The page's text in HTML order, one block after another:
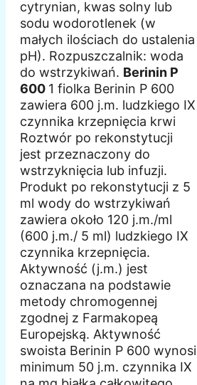
cytrynian, kwas solny lub
sodu wodorotlenek (w
małych ilościach do ustalenia
pH). Rozpuszczalnik: woda
do wstrzykiwań. Berinin P
600 1 fiolka Berinin P 600
zawiera 600 j.m. ludzkiego IX
czynnika krzepnięcia krwi
Roztwór po rekonstytucji
jest przeznaczony do
wstrzyknięcia lub infuzji.
Produkt po rekonstytucji z 5
ml wody do wstrzykiwań
zawiera około 120 j.m./ml
(600 j.m./ 5 ml) ludzkiego IX
czynnika krzepnięcia.
Aktywność (j.m.) jest
oznaczana na podstawie
metody chromogennej
zgodnej z Farmakopeą
Europejską. Aktywność
swoista Berinin P 600 wynosi
minimum 50 j.m. czynnika IX